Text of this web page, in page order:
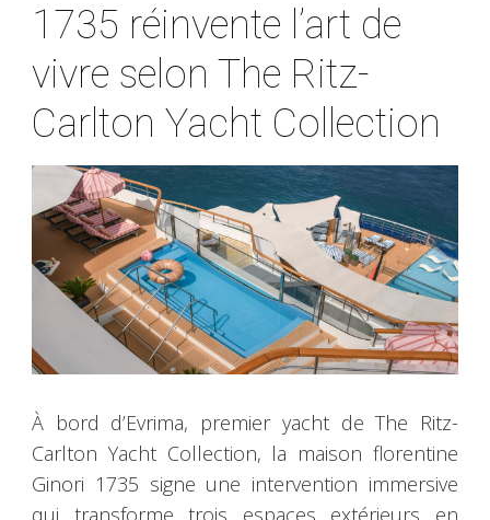
1735 réinvente l’art de
vivre selon The Ritz-
Carlton Yacht Collection
À bord d’Evrima, premier yacht de The Ritz-
Carlton Yacht Collection, la maison florentine
Ginori 1735 signe une intervention immersive